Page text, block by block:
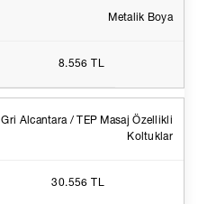
Metalik Boya
8.556 TL
Gri Alcantara / TEP Masaj Özellikli
Koltuklar
30.556 TL